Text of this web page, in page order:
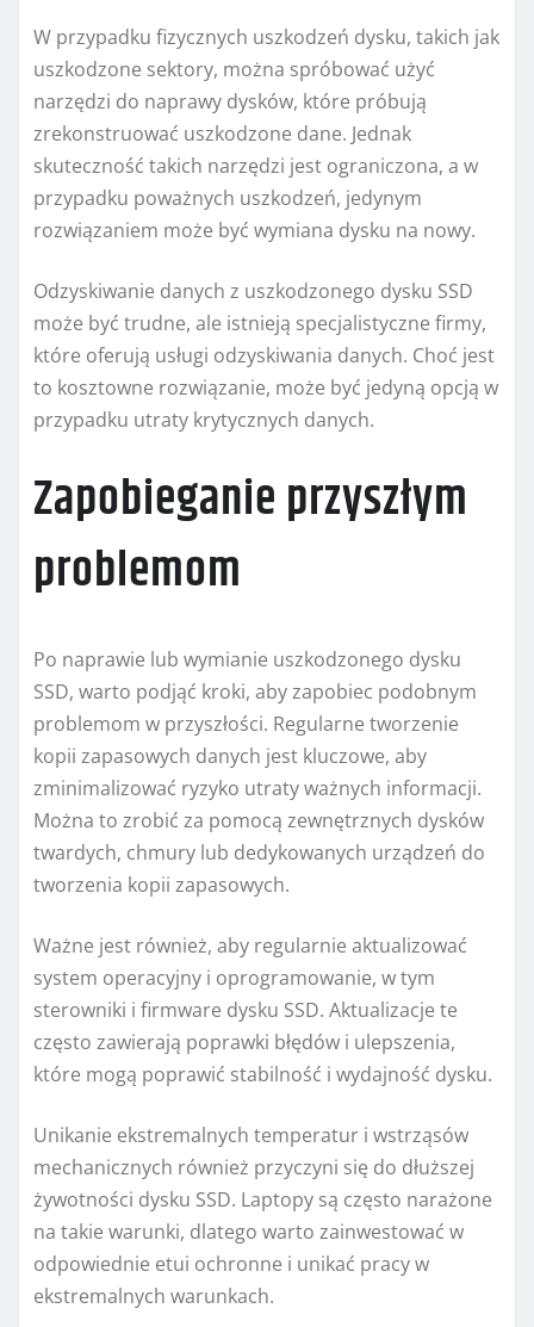
W przypadku fizycznych uszkodzeń dysku, takich jak
uszkodzone sektory, można spróbować użyć
narzędzi do naprawy dysków, które próbują
zrekonstruować uszkodzone dane. Jednak
skuteczność takich narzędzi jest ograniczona, a w
przypadku poważnych uszkodzeń, jedynym
rozwiązaniem może być wymiana dysku na nowy.
Odzyskiwanie danych z uszkodzonego dysku SSD
może być trudne, ale istnieją specjalistyczne firmy,
które oferują usługi odzyskiwania danych. Choć jest
to kosztowne rozwiązanie, może być jedyną opcją w
przypadku utraty krytycznych danych.
Zapobieganie przyszłym
problemom
Po naprawie lub wymianie uszkodzonego dysku
SSD, warto podjąć kroki, aby zapobiec podobnym
problemom w przyszłości. Regularne tworzenie
kopii zapasowych danych jest kluczowe, aby
zminimalizować ryzyko utraty ważnych informacji.
Można to zrobić za pomocą zewnętrznych dysków
twardych, chmury lub dedykowanych urządzeń do
tworzenia kopii zapasowych.
Ważne jest również, aby regularnie aktualizować
system operacyjny i oprogramowanie, w tym
sterowniki i firmware dysku SSD. Aktualizacje te
często zawierają poprawki błędów i ulepszenia,
które mogą poprawić stabilność i wydajność dysku.
Unikanie ekstremalnych temperatur i wstrząsów
mechanicznych również przyczyni się do dłuższej
żywotności dysku SSD. Laptopy są często narażone
na takie warunki, dlatego warto zainwestować w
odpowiednie etui ochronne i unikać pracy w
ekstremalnych warunkach.